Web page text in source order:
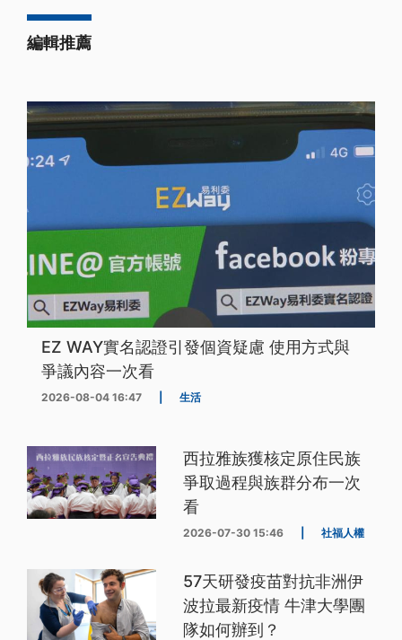
編輯推薦
EZ WAY實名認證引發個資疑慮 使用方式與
爭議內容一次看
2026-08-04 16:47 生活
西拉雅族獲核定原住民族
爭取過程與族群分布一次
看
2026-07-30 15:46 社福人權
57天研發疫苗對抗非洲伊
波拉最新疫情 牛津大學團
隊如何辦到？